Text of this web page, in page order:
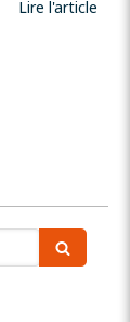
Lire l'article